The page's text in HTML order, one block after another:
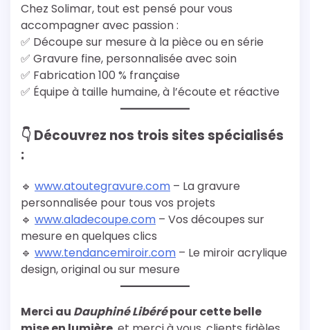
Chez Solimar, tout est pensé pour vous
accompagner avec passion :
✅ Découpe sur mesure à la pièce ou en série
✅ Gravure fine, personnalisée avec soin
✅ Fabrication 100 % française
✅ Équipe à taille humaine, à l’écoute et réactive
👇 Découvrez nos trois sites spécialisés
:
🔹 www.atoutegravure.com – La gravure
personnalisée pour tous vos projets
🔹 www.aladecoupe.com – Vos découpes sur
mesure en quelques clics
🔹 www.tendancemiroir.com – Le miroir acrylique
design, original ou sur mesure
Merci au Dauphiné Libérépour cette belle